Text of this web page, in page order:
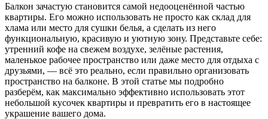
Балкон зачастую становится самой недооценённой частью
квартиры. Его можно использовать не просто как склад для
хлама или место для сушки белья, а сделать из него
функциональную, красивую и уютную зону. Представьте себе:
утренний кофе на свежем воздухе, зелёные растения,
маленькое рабочее пространство или даже место для отдыха с
друзьями, — всё это реально, если правильно организовать
пространство на балконе. В этой статье мы подробно
разберём, как максимально эффективно использовать этот
небольшой кусочек квартиры и превратить его в настоящее
украшение вашего дома.